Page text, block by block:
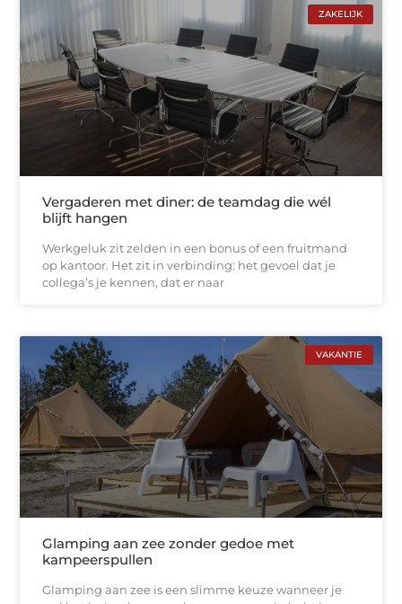
ZAKELIJK
Vergaderen met diner: de teamdag die wél
blijft hangen
Werkgeluk zit zelden in een bonus of een fruitmand
op kantoor. Het zit in verbinding: het gevoel dat je
collega’s je kennen, dat er naar
VAKANTIE
Glamping aan zee zonder gedoe met
kampeerspullen
Glamping aan zee is een slimme keuze wanneer je